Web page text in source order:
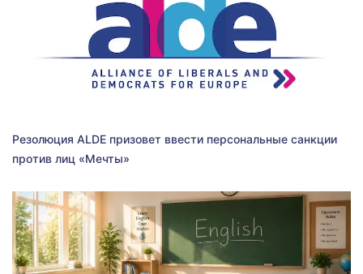
Резолюция ALDE призовет ввести персональные санкции
против лиц «Мечты»